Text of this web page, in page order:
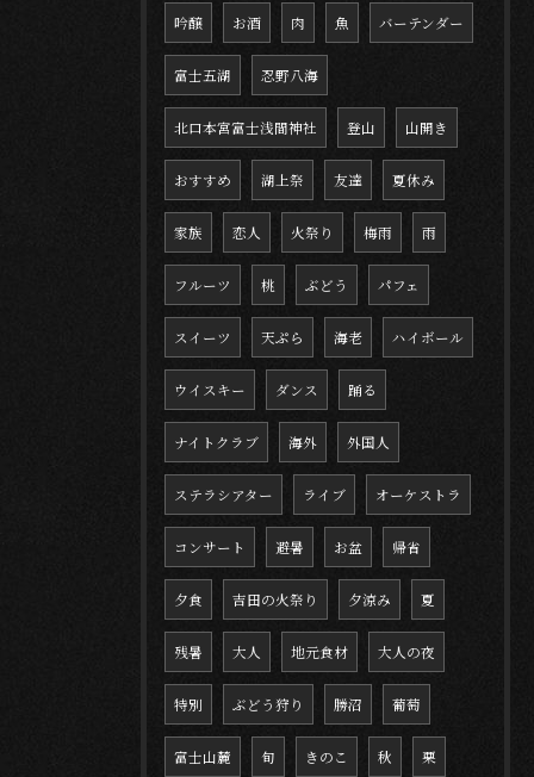
吟醸 お酒 肉 魚 バーテンダー
富士五湖 忍野八海
北口本宮富士浅間神社 登山 山開き
おすすめ 湖上祭 友達 夏休み
家族 恋人 火祭り 梅雨 雨
フルーツ 桃 ぶどう パフェ
スイーツ 天ぷら 海老 ハイボール
ウイスキー ダンス 踊る
ナイトクラブ 海外 外国人
ステラシアター ライブ オーケストラ
コンサート 避暑 お盆 帰省
夕食 吉田の火祭り 夕涼み 夏
残暑 大人 地元食材 大人の夜
特別 ぶどう狩り 勝沼 葡萄
富士山麓 旬 きのこ 秋 栗